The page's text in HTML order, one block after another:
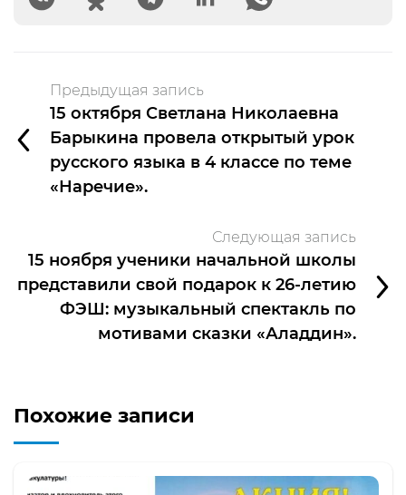
Предыдущая запись
15 октября Светлана Николаевна
Барыкина провела открытый урок
русского языка в 4 классе по теме
«Наречие».
Следующая запись
15 ноября ученики начальной школы
представили свой подарок к 26-летию
ФЭШ: музыкальный спектакль по
мотивами сказки «Аладдин».
Похожие записи